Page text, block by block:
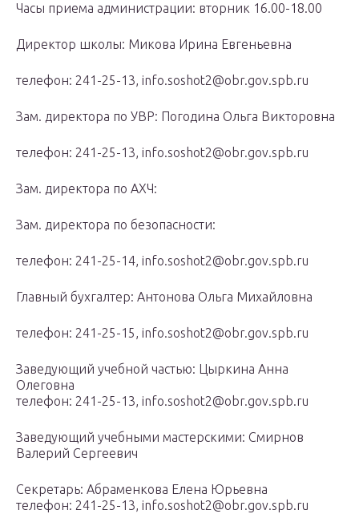
Часы приема администрации: вторник 16.00-18.00
Директор школы: Микова Ирина Евгеньевна
телефон: 241-25-13, info.soshot2@obr.gov.spb.ru
Зам. директора по УВР: Погодина Ольга Викторовна
телефон: 241-25-13, info.soshot2@obr.gov.spb.ru
Зам. директора по АХЧ:
Зам. директора по безопасности:
телефон: 241-25-14, info.soshot2@obr.gov.spb.ru
Главный бухгалтер: Антонова Ольга Михайловна
телефон: 241-25-15, info.soshot2@obr.gov.spb.ru
Заведующий учебной частью: Цыркина Анна
Олеговна
телефон: 241-25-13, info.soshot2@obr.gov.spb.ru
Заведующий учебными мастерскими: Смирнов
Валерий Сергеевич
Секретарь: Абраменкова Елена Юрьевна
телефон: 241-25-13, info.soshot2@obr.gov.spb.ru